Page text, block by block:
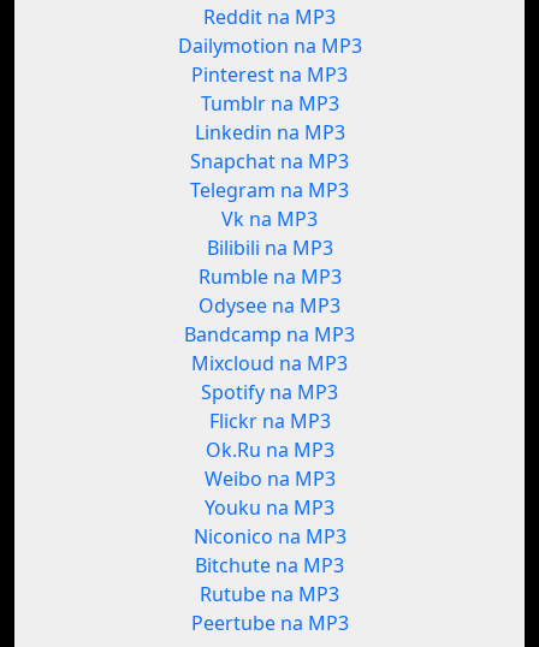
Reddit na MP3
Dailymotion na MP3
Pinterest na MP3
Tumblr na MP3
Linkedin na MP3
Snapchat na MP3
Telegram na MP3
Vk na MP3
Bilibili na MP3
Rumble na MP3
Odysee na MP3
Bandcamp na MP3
Mixcloud na MP3
Spotify na MP3
Flickr na MP3
Ok.Ru na MP3
Weibo na MP3
Youku na MP3
Niconico na MP3
Bitchute na MP3
Rutube na MP3
Peertube na MP3